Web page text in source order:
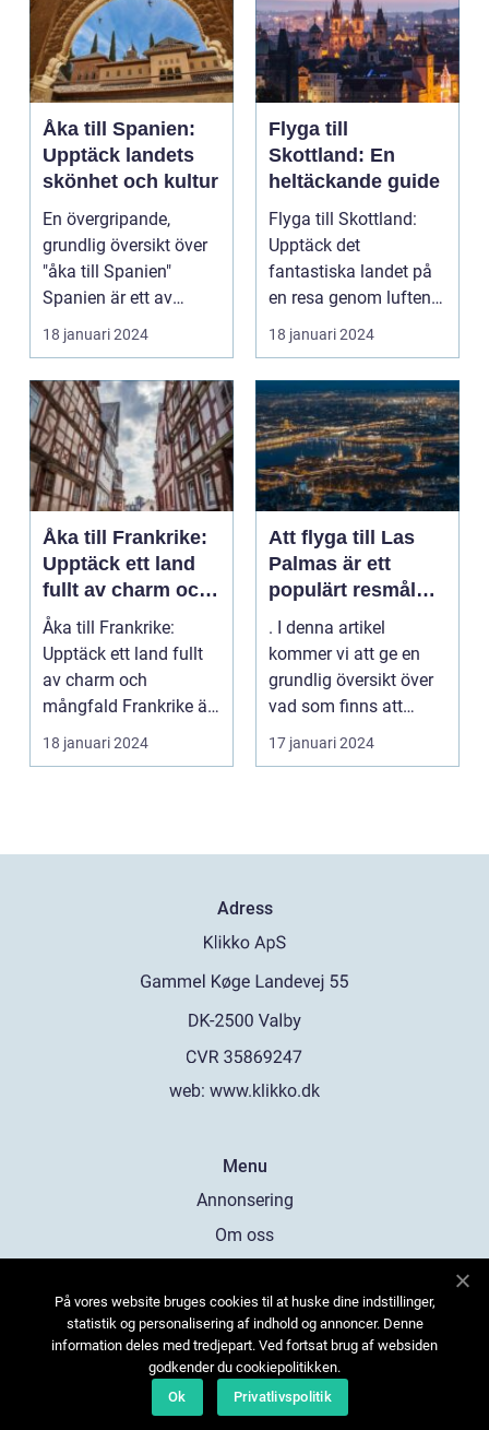
Åka till Spanien:
Upptäck landets
skönhet och kultur
En övergripande,
grundlig översikt över
"åka till Spanien"
Spanien är ett av
Europas mest
populära ...
18 januari 2024
Flyga till
Skottland: En
heltäckande guide
Flyga till Skottland:
Upptäck det
fantastiska landet på
en resa genom luften
Introduktion: Att flyg...
18 januari 2024
Åka till Frankrike:
Upptäck ett land
fullt av charm och
mångfald
Åka till Frankrike:
Upptäck ett land fullt
av charm och
mångfald Frankrike är
ett land som fasciner...
18 januari 2024
Att flyga till Las
Palmas är ett
populärt resmål
för många
resenärer, som
dras till de vackra
stränderna, det
och den
avslappnade
. I denna artikel
kommer vi att ge en
grundlig översikt över
vad som finns att
upptäcka när man
flyg...
17 januari 2024
Adress
web: www.klikko.dk
Menu
Annonsering
Om oss
Kontakta oss
Sitemap
På vores website bruges cookies til at huske dine indstillinger,
statistik og personalisering af indhold og annoncer. Denne
information deles med tredjepart. Ved fortsat brug af websiden
godkender du cookiepolitikken.
Ok
Privatlivspolitik